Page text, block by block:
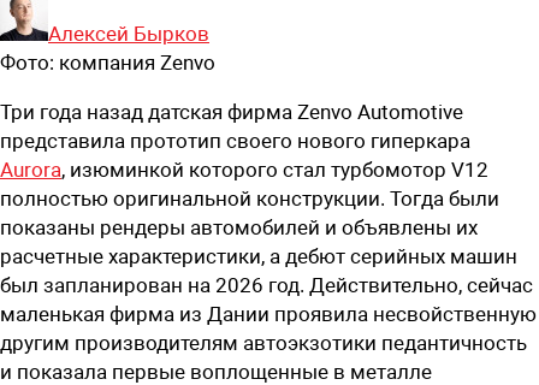
Алексей Бырков
Фото: компания Zenvo
Три года назад датская фирма Zenvo Automotive
представила прототип своего нового гиперкара
Aurora, изюминкой которого стал турбомотор V12
полностью оригинальной конструкции. Тогда были
показаны рендеры автомобилей и объявлены их
расчетные характеристики, а дебют серийных машин
был запланирован на 2026 год. Действительно, сейчас
маленькая фирма из Дании проявила несвойственную
другим производителям автоэкзотики педантичность
и показала первые воплощенные в металле